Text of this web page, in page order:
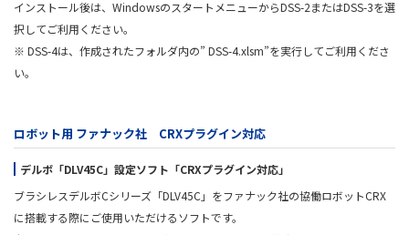
インストール後は、WindowsのスタートメニューからDSS-2またはDSS-3を選
択してご利用ください。
※ DSS-4は、作成されたフォルダ内の” DSS-4.xlsm”を実行してご利用くださ
い。
ロボット用 ファナック社 CRXプラグイン対応
デルボ「DLV45C」設定ソフト「CRXプラグイン対応」
ブラシレスデルボCシリーズ「DLV45C」をファナック社の協働ロボットCRX
に搭載する際にご使用いただけるソフトです。